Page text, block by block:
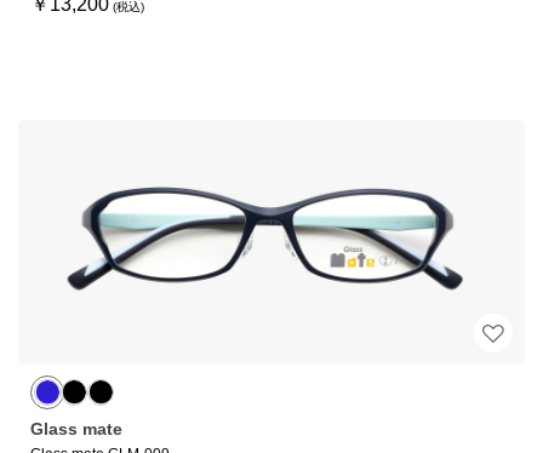
Glass mate